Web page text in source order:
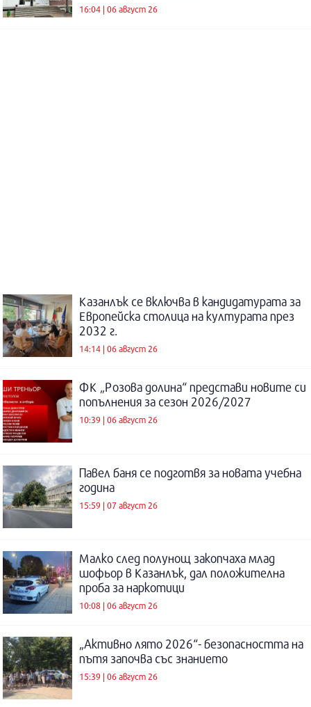
16:04 | 06 август 26
Казанлък се включва в кандидатурата за
Европейска столица на културата през
2032 г.
14:14 | 06 август 26
ФК „Розова долина“ представи новите си
попълнения за сезон 2026/2027
10:39 | 06 август 26
Павел баня се подготвя за новата учебна
година
15:59 | 07 август 26
Малко след полунощ закопчаха млад
шофьор в Казанлък, дал положителна
проба за наркотици
10:08 | 06 август 26
„Активно лято 2026“- безопасността на
пътя започва със знанието
15:39 | 06 август 26